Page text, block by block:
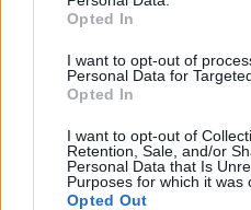
Opted In
I want to opt-out of
Personal Data for
Opted In
I want to opt-out of
Retention, Sale, and/or
Personal Data that Is
Purposes for which it was
Opted Out